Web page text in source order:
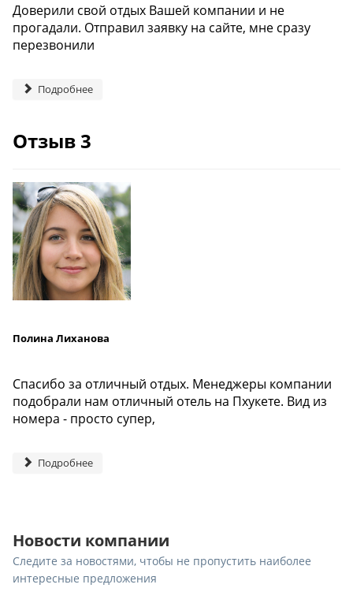
Доверили свой отдых Вашей компании и не
прогадали. Отправил заявку на сайте, мне сразу
перезвонили
Подробнее
Отзыв 3
Полина Лиханова
Спасибо за отличный отдых. Менеджеры компании
подобрали нам отличный отель на Пхукете. Вид из
номера - просто супер,
Подробнее
Новости компании
Следите за новостями, чтобы не пропустить наиболее
интересные предложения